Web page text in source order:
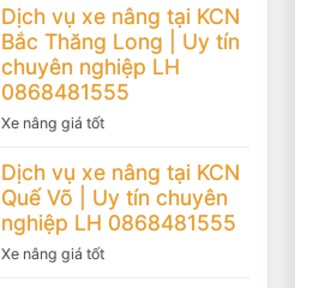
Dịch vụ xe nâng tại KCN
Bắc Thăng Long | Uy tín
chuyên nghiệp LH
0868481555
Xe nâng giá tốt
Dịch vụ xe nâng tại KCN
Quế Võ | Uy tín chuyên
nghiệp LH 0868481555
Xe nâng giá tốt